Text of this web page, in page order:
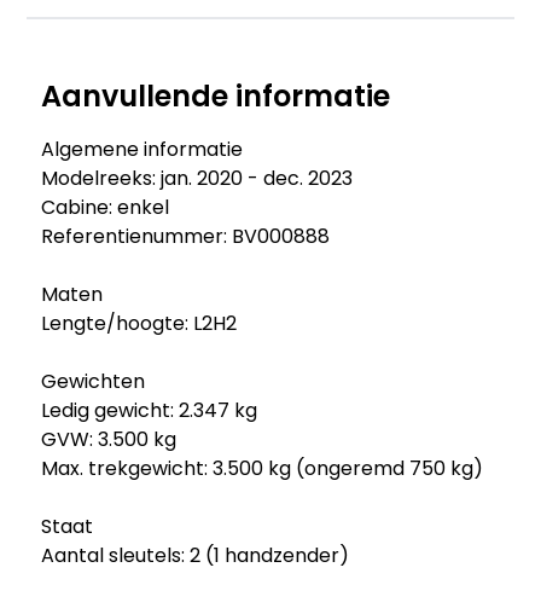
Aanvullende informatie
Algemene informatie
Modelreeks: jan. 2020 - dec. 2023
Cabine: enkel
Referentienummer: BV000888
Maten
Lengte/hoogte: L2H2
Gewichten
Ledig gewicht: 2.347 kg
GVW: 3.500 kg
Max. trekgewicht: 3.500 kg (ongeremd 750 kg)
Staat
Aantal sleutels: 2 (1 handzender)